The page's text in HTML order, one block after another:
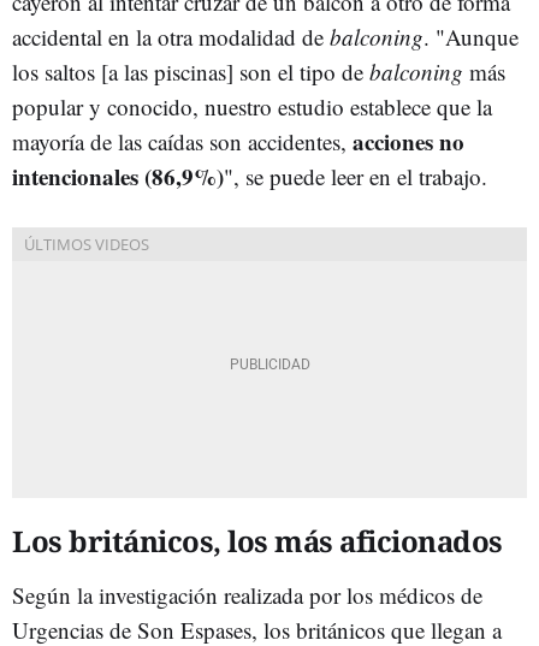
accidental en la otra modalidad de balconing. "Aunque
los saltos [a las piscinas] son el tipo de balconing más
popular y conocido, nuestro estudio establece que la
mayoría de las caídas son accidentes, acciones no
intencionales (86,9%)", se puede leer en el trabajo.
Los británicos, los más aficionados
Según la investigación realizada por los médicos de
Urgencias de Son Espases, los británicos que llegan a